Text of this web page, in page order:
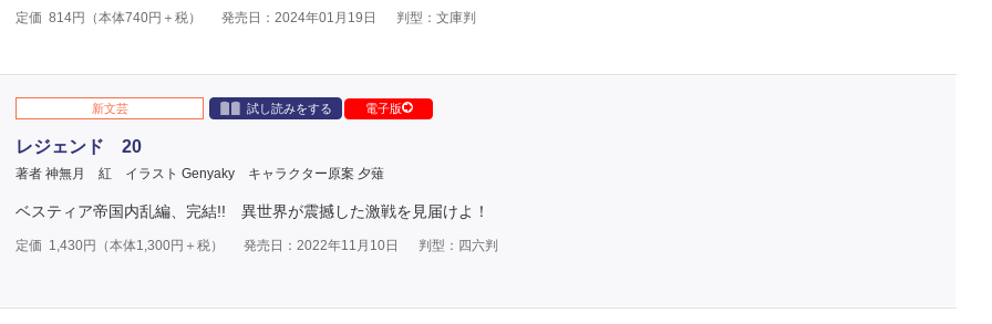
定価 814円（本体740円＋税） 発売日：2024年01月19日 判型：文庫判
新文芸 試し読みをする 電子版
レジェンド 20
著者 神無月 紅 イラスト Genyaky キャラクター原案 夕薙
ベスティア帝国内乱編、完結!! 異世界が震撼した激戦を見届けよ！
定価 1,430円（本体1,300円＋税） 発売日：2022年11月10日 判型：四六判